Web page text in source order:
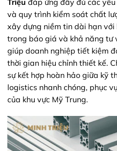
Triệu đáp ứng đầy đủ các
và quy trình kiểm soát chất
xây dựng niềm tin dài hạn với
trong báo giá và khả năng
giúp doanh nghiệp tiết kiệm
thời gian hiệu chỉnh thiết kế.
sự kết hợp hoàn hảo giữa kỹ
logistics nhanh chóng, phục
của khu vực Mỹ Trung.